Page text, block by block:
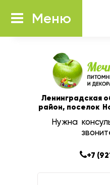
Меню
Ленинградская
район, поселок
Нужна
+7